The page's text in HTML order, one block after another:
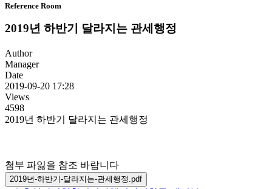
Reference Room
2019년 하반기 달라지는 관세행정
Author
Manager
Date
2019-09-20 17:28
Views
4598
2019년 하반기 달라지는 관세행정
첨부 파잃을 참조 바랍니다
2019년-하반기-달라지는-관세행정.pdf